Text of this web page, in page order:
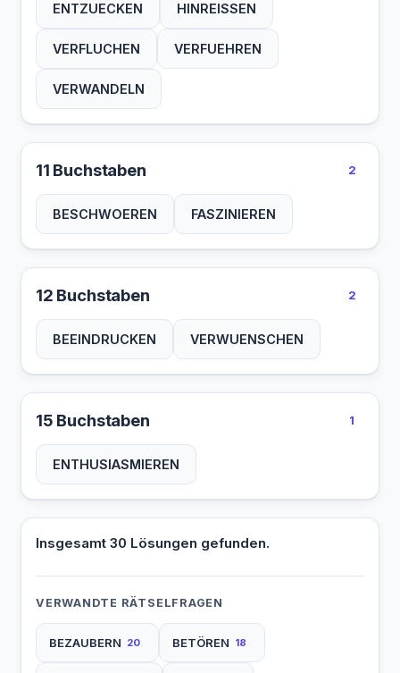
ENTZUECKEN HINREISSEN
VERFLUCHEN VERFUEHREN
VERWANDELN
11 Buchstaben 2
BESCHWOEREN FASZINIEREN
12 Buchstaben 2
BEEINDRUCKEN VERWUENSCHEN
15 Buchstaben 1
ENTHUSIASMIEREN
Insgesamt 30 Lösungen gefunden.
VERWANDTE RÄTSELFRAGEN
BEZAUBERN 20 BETÖREN 18